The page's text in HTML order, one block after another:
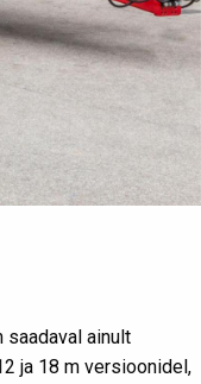
saadaval ainult
ja 18 m versioonidel,